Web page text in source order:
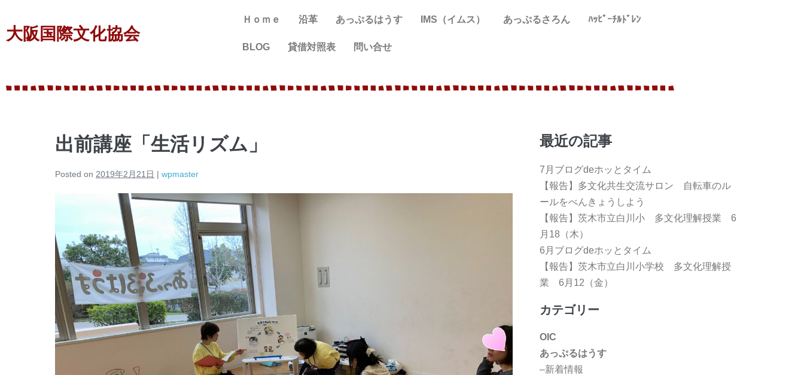
大阪国際文化協会
Ｈｏｍｅ 沿革 あっぷるはうす IMS（イムス） あっぷるさろん ﾊｯﾋﾟｰﾁﾙﾄﾞﾚﾝ
BLOG 貸借対照表 問い合せ
出前講座「生活リズム」
Posted on 2019年2月21日 | wpmaster
最近の記事
7月ブログdeホッとタイム
【報告】多文化共生交流サロン 自転車のル
ールをべんきょうしよう
【報告】茨木市立白川小 多文化理解授業 6
月18（木）
6月ブログdeホッとタイム
【報告】茨木市立白川小学校 多文化理解授
業 6月12（金）
カテゴリー
OIC
あっぷるはうす
–新着情報